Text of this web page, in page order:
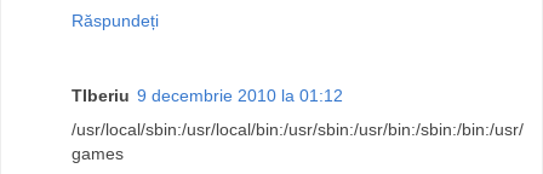
Răspundeți
TIberiu 9 decembrie 2010 la 01:12
/usr/local/sbin:/usr/local/bin:/usr/sbin:/usr/bin:/sbin:/bin:/usr/
games